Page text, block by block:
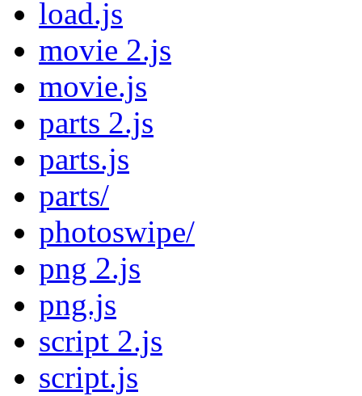
load.js
movie 2.js
movie.js
parts 2.js
parts.js
parts/
photoswipe/
png 2.js
png.js
script 2.js
script.js